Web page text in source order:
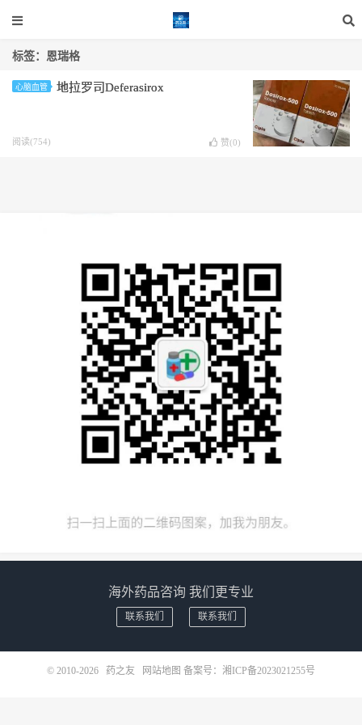
标签：恩瑞格
心脑血管 地拉罗司Deferasirox
阅读(754) 赞(0)
海外药品咨询 我们更专业
联系我们 联系我们
© 2010-2026 药之友 网站地图 备案号： 湘ICP备2023021255号